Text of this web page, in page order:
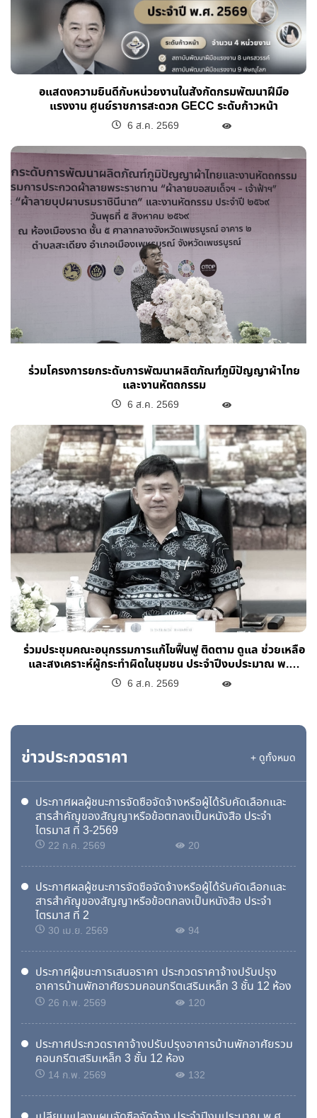
อแสดงความยินดีกับหน่วยงานในสังกัดกรมพัฒนาฝีมือ
แรงงาน ศูนย์ราชการสะดวก GECC ระดับก้าวหน้า
6 ส.ค. 2569
ร่วมโครงการยกระดับการพัฒนาผลิตภัณฑ์ภูมิปัญญาผ้าไทย
และงานหัตถกรรม
6 ส.ค. 2569
ร่วมประชุมคณะอนุกรรมการแก้ไขฟื้นฟู ติดตาม ดูแล ช่วยเหลือ
และสงเคราะห์ผู้กระทำผิดในชุมชน ประจำปีงบประมาณ พ.ศ.
2569
6 ส.ค. 2569
ข่าวประกวดราคา + ดูทั้งหมด
ประกาศผลผู้ชนะการจัดซื้อจัดจ้างหรือผู้ได้รับคัดเลือกและ
สารสำคัญของสัญญาหรือข้อตกลงเป็นหนังสือ ประจำ
ไตรมาส ที่ 3-2569
22 ก.ค. 2569 20
ประกาศผลผู้ชนะการจัดซื้อจัดจ้างหรือผู้ได้รับคัดเลือกและ
สารสำคัญของสัญญาหรือข้อตกลงเป็นหนังสือ ประจำ
ไตรมาส ที่ 2
30 เม.ย. 2569 94
ประกาศผู้ชนะการเสนอราคา ประกวดราคาจ้างปรับปรุง
อาคารบ้านพักอาศัยรวมคอนกรีตเสริมเหล็ก 3 ชั้น 12 ห้อง
26 ก.พ. 2569 120
ประกาศประกวดราคาจ้างปรับปรุงอาคารบ้านพักอาศัยรวม
คอนกรีตเสริมเหล็ก 3 ชั้น 12 ห้อง
14 ก.พ. 2569 132